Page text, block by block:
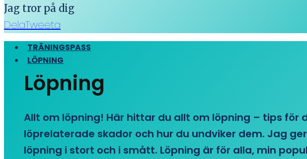
Jag tror på dig
DelaTweeta
TRÄNINGSPASS
LÖPNING
Löpning
Allt om löpning! Här hittar du allt om löpning – tips för
löprelaterade skador och hur du undviker dem. Jag
löpning i stort och i smått. Löpning är för alla, min